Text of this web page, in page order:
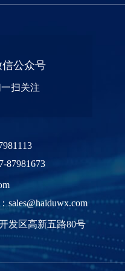
信公众号
扫关注
87981673
sales@haiduwx.com
发区高新五路80号